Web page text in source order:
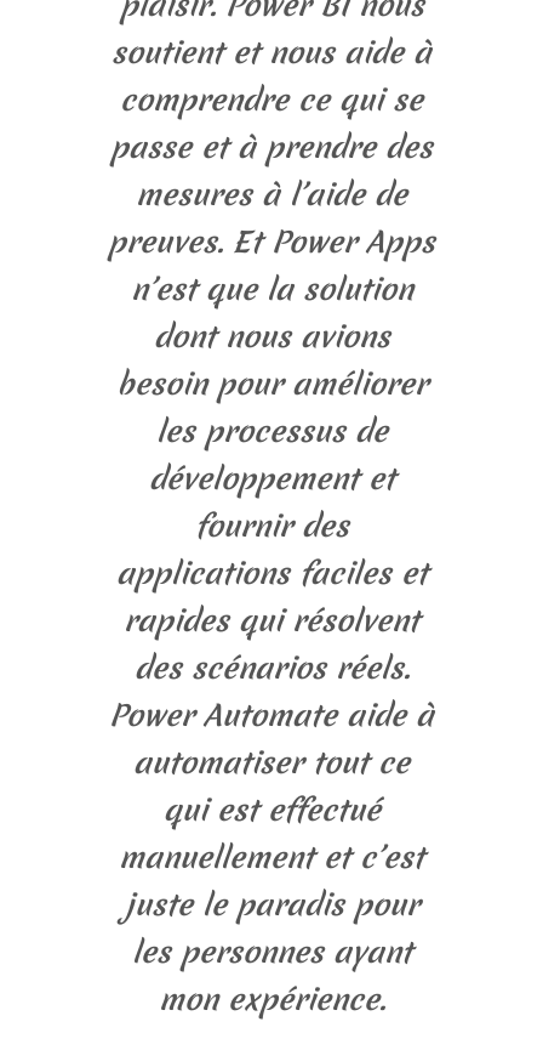
soutient et nous aide à
comprendre ce qui se
passe et à prendre des
mesures à l’aide de
preuves. Et Power Apps
n’est que la solution
dont nous avions
besoin pour améliorer
les processus de
développement et
fournir des
applications faciles et
rapides qui résolvent
des scénarios réels.
Power Automate aide à
automatiser tout ce
qui est effectué
manuellement et c’est
juste le paradis pour
les personnes ayant
mon expérience.